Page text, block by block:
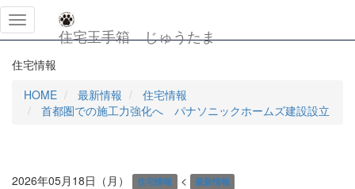
メ
ニ
ー
住宅玉手箱 じゅうたま
住宅情報
HOME
最新情報
住宅情報
首都圏での施工力強化へ パナソニックホームズ建設設立
2026年05月18日（月） 住宅情報 < 最新情報